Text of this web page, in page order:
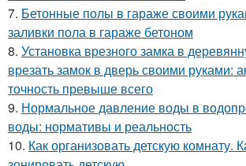
7. Бетонные полы в гараже своими
заливки пола в гараже бетоном
8. Установка врезного замка в
врезать замок в дверь своими руками:
точность превыше всего
9. Нормальное давление воды в
воды: нормативы и реальность
10. Как организовать детскую комнату.